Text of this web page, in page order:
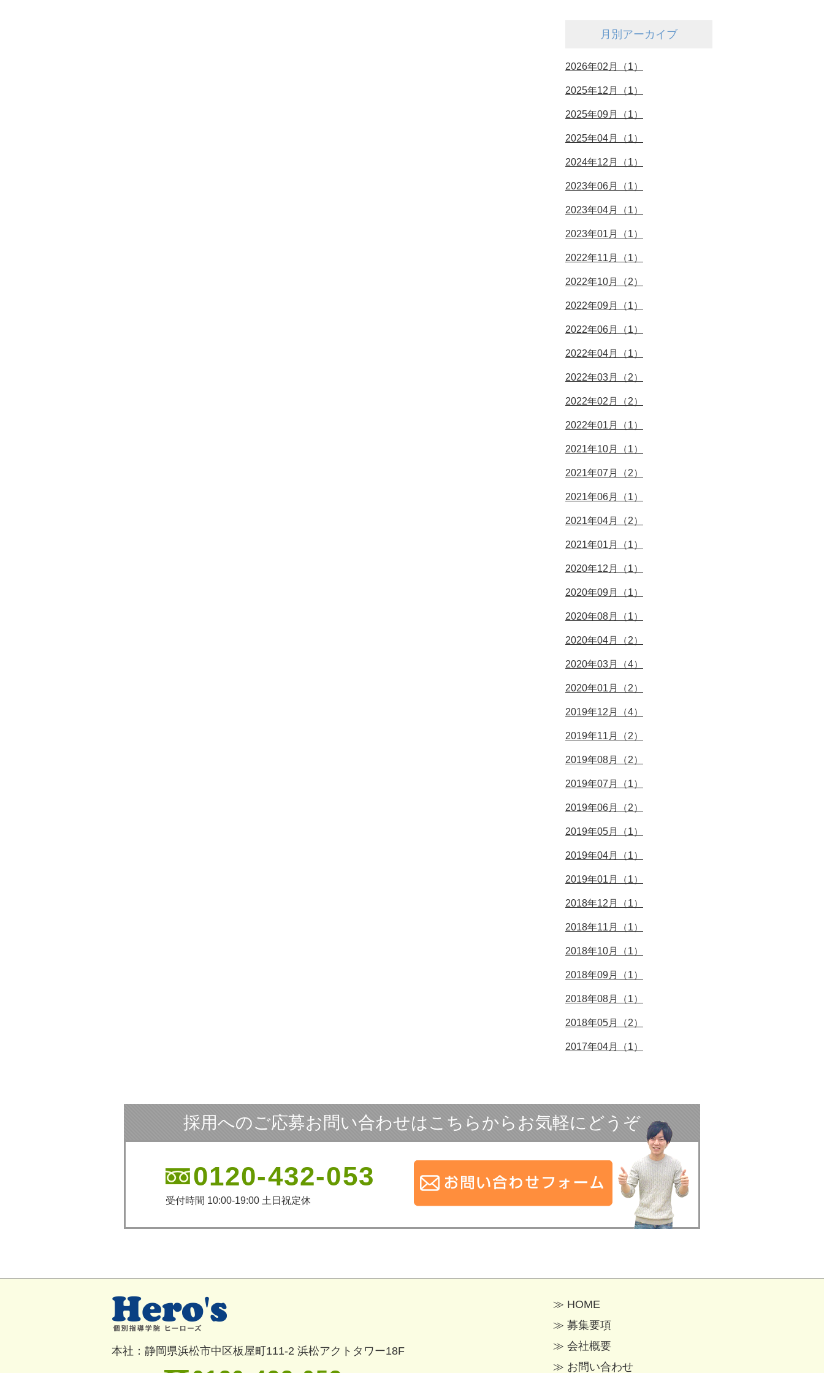
月別アーカイブ
2026年02月（1）
2025年12月（1）
2025年09月（1）
2025年04月（1）
2024年12月（1）
2023年06月（1）
2023年04月（1）
2023年01月（1）
2022年11月（1）
2022年10月（2）
2022年09月（1）
2022年06月（1）
2022年04月（1）
2022年03月（2）
2022年02月（2）
2022年01月（1）
2021年10月（1）
2021年07月（2）
2021年06月（1）
2021年04月（2）
2021年01月（1）
2020年12月（1）
2020年09月（1）
2020年08月（1）
2020年04月（2）
2020年03月（4）
2020年01月（2）
2019年12月（4）
2019年11月（2）
2019年08月（2）
2019年07月（1）
2019年06月（2）
2019年05月（1）
2019年04月（1）
2019年01月（1）
2018年12月（1）
2018年11月（1）
2018年10月（1）
2018年09月（1）
2018年08月（1）
2018年05月（2）
2017年04月（1）
採用へのご応募お問い合わせはこちらからお気軽にどうぞ
0120-432-053
受付時間 10:00-19:00 土日祝定休
本社：静岡県浜松市中区板屋町111-2 浜松アクトタワー18F
≫ HOME
≫ 募集要項
≫ 会社概要
≫ お問い合わせ